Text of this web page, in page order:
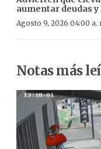
aumentar deudas
Agosto 9, 2026 04:00 a.
Notas más